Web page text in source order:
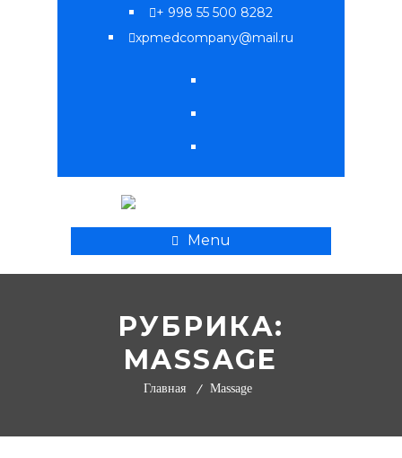
+ 998 55 500 8282
xpmedcompany@mail.ru
Menu
РУБРИКА:
MASSAGE
Главная Massage